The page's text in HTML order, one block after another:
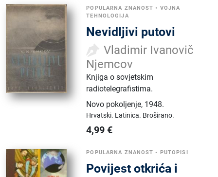
POPULARNA ZNANOST • VOJNA
TEHNOLOGIJA
Nevidljivi putovi
Vladimir Ivanovič
Njemcov
Knjiga o sovjetskim
radiotelegrafistima.
Novo pokoljenje, 1948.
Hrvatski. Latinica. Broširano.
4,99 €
POPULARNA ZNANOST • PUTOPISI
Povijest otkrića i